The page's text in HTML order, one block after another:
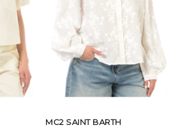
MC2 SAINT BARTH